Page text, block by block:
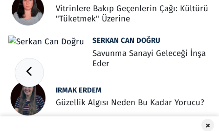
×
Vitrinlere Bakıp Geçenlerin Çağı: Kültürü
"Tüketmek" Üzerine
SERKAN CAN DOĞRU
Savunma Sanayi Geleceği İnşa
Eder
IRMAK ERDEM
Güzellik Algısı Neden Bu Kadar Yorucu?